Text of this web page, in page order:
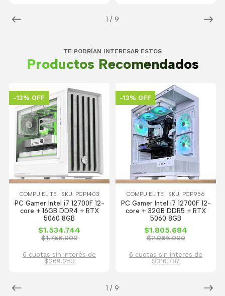
1 / 9
TE PODRÍAN INTERESAR ESTOS
Productos Recomendados
1 / 9
-13% OFF
COMPU ELITE | SKU: PCP1403
PC Gamer Intel i7 12700F 12-
core + 16GB DDR4 + RTX
5060 8GB
$1.534.744
$1.756.000
6 cuotas sin interés de
$269.253
-13% OFF
COMPU ELITE | SKU: PCP956
PC Gamer Intel i7 12700F 12-
core + 32GB DDR5 + RTX
5060 8GB
$1.805.684
$2.066.000
6 cuotas sin interés de
$316.787